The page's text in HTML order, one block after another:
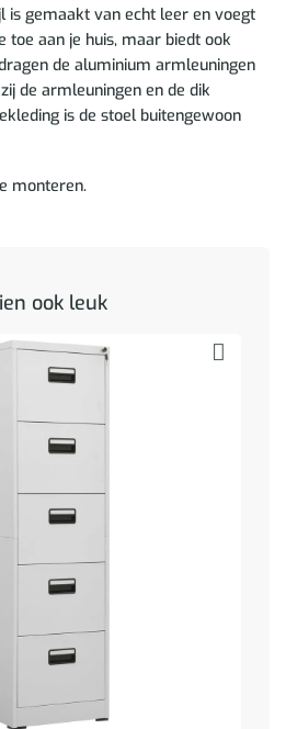
is gemaakt van echt leer en voegt
toe aan je huis, maar biedt ook
de aluminium armleuningen
de armleuningen en de dik
is de stoel buitengewoon
monteren.
ook leuk